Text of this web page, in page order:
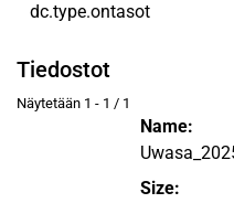
dc.type.ontasot
Tiedostot
Näytetään 1 - 1 / 1
Name:
Size: